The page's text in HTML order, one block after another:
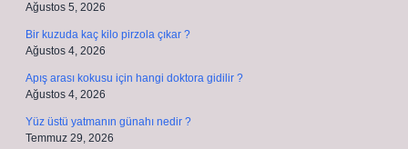
Ağustos 5, 2026
Bir kuzuda kaç kilo pirzola çıkar ?
Ağustos 4, 2026
Apış arası kokusu için hangi doktora gidilir ?
Ağustos 4, 2026
Yüz üstü yatmanın günahı nedir ?
Temmuz 29, 2026